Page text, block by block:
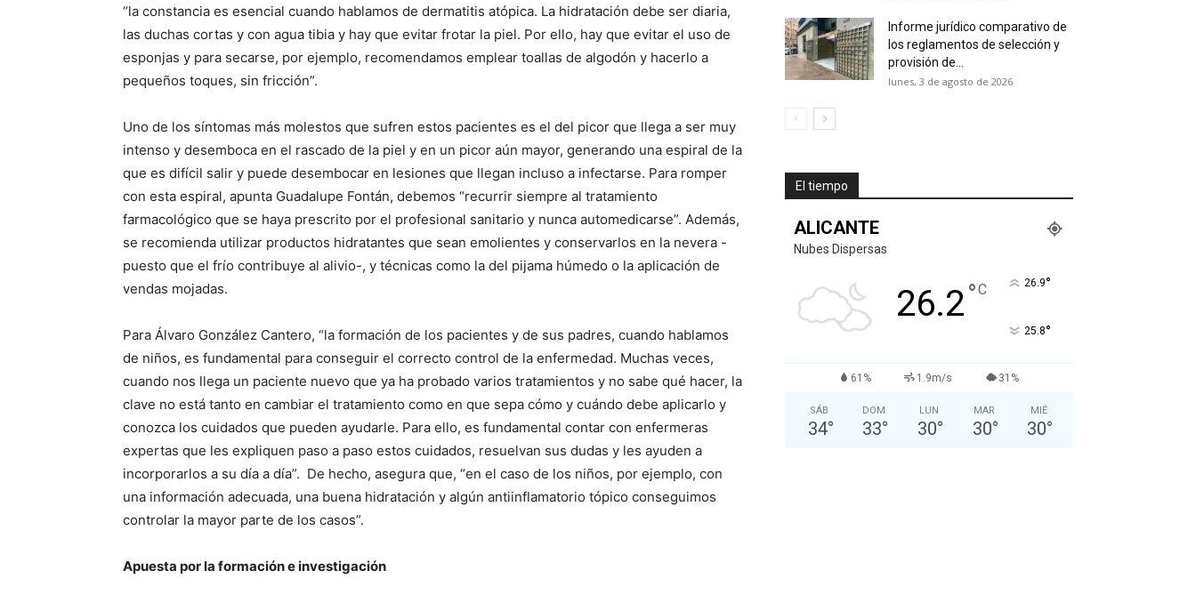
“la constancia es esencial cuando hablamos de dermatitis atópica. La hidratación debe ser diaria,
las duchas cortas y con agua tibia y hay que evitar frotar la piel. Por ello, hay que evitar el uso de
esponjas y para secarse, por ejemplo, recomendamos emplear toallas de algodón y hacerlo a
pequeños toques, sin fricción”.
Uno de los síntomas más molestos que sufren estos pacientes es el del picor que llega a ser muy
intenso y desemboca en el rascado de la piel y en un picor aún mayor, generando una espiral de la
que es difícil salir y puede desembocar en lesiones que llegan incluso a infectarse. Para romper
con esta espiral, apunta Guadalupe Fontán, debemos “recurrir siempre al tratamiento
farmacológico que se haya prescrito por el profesional sanitario y nunca automedicarse”. Además,
se recomienda utilizar productos hidratantes que sean emolientes y conservarlos en la nevera -
puesto que el frío contribuye al alivio-, y técnicas como la del pijama húmedo o la aplicación de
vendas mojadas.
Para Álvaro González Cantero, “la formación de los pacientes y de sus padres, cuando hablamos
de niños, es fundamental para conseguir el correcto control de la enfermedad. Muchas veces,
cuando nos llega un paciente nuevo que ya ha probado varios tratamientos y no sabe qué hacer, la
clave no está tanto en cambiar el tratamiento como en que sepa cómo y cuándo debe aplicarlo y
conozca los cuidados que pueden ayudarle. Para ello, es fundamental contar con enfermeras
expertas que les expliquen paso a paso estos cuidados, resuelvan sus dudas y les ayuden a
incorporarlos a su día a día”. De hecho, asegura que, “en el caso de los niños, por ejemplo, con
una información adecuada, una buena hidratación y algún antiinflamatorio tópico conseguimos
controlar la mayor parte de los casos”.
Apuesta por la formación e investigación
Informe jurídico comparativo de
los reglamentos de selección y
provisión de...
lunes, 3 de agosto de 2026
El tiempo
ALICANTE
Nubes Dispersas
26.2°C 26.9°
25.8°
61% 1.9m/s 31%
SÁB
34°
DOM
33°
LUN
30°
MAR
30°
MIÉ
30°